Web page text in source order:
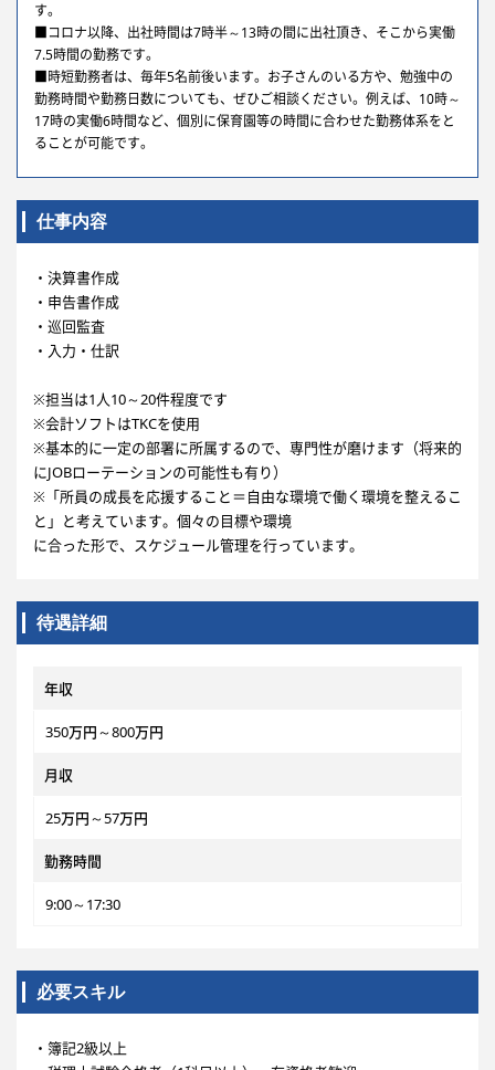
す。
■コロナ以降、出社時間は7時半～13時の間に出社頂き、そこから実働
7.5時間の勤務です。
■時短勤務者は、毎年5名前後います。お子さんのいる方や、勉強中の
勤務時間や勤務日数についても、ぜひご相談ください。例えば、10時～
17時の実働6時間など、個別に保育園等の時間に合わせた勤務体系をと
ることが可能です。
仕事内容
・決算書作成
・申告書作成
・巡回監査
・入力・仕訳
※担当は1人10～20件程度です
※会計ソフトはTKCを使用
※基本的に一定の部署に所属するので、専門性が磨けます（将来的
にJOBローテーションの可能性も有り）
※「所員の成長を応援すること＝自由な環境で働く環境を整えるこ
と」と考えています。個々の目標や環境
に合った形で、スケジュール管理を行っています。
待遇詳細
年収
350万円～800万円
月収
25万円～57万円
勤務時間
9:00～17:30
必要スキル
・簿記2級以上